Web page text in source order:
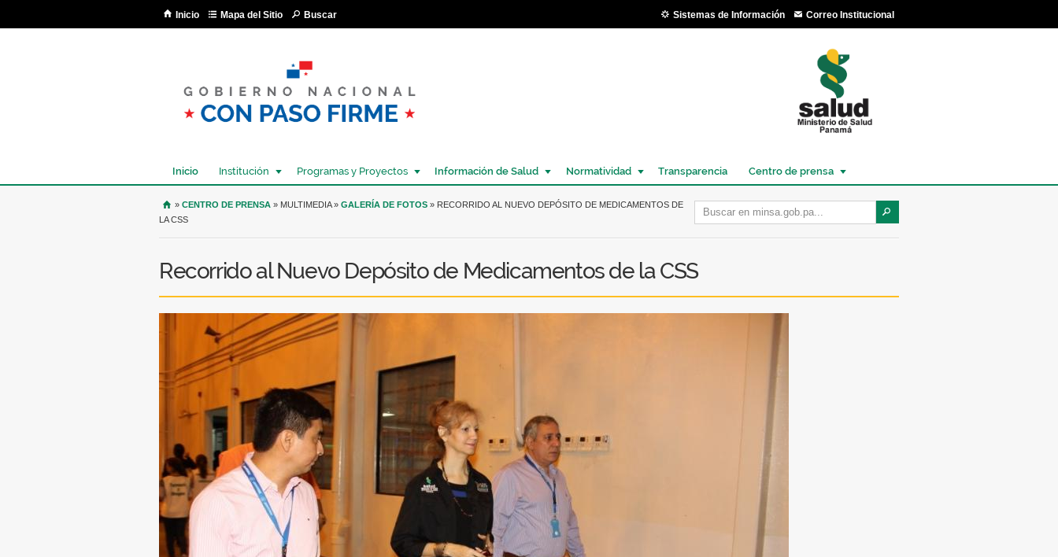
Inicio Mapa del Sitio Buscar Sistemas de Información Correo Institucional
Inicio Institución Programas y Proyectos Información de Salud Normatividad Transparencia Centro de prensa
USTED SE ENCUENTRA AQUÍ
» CENTRO DE PRENSA » MULTIMEDIA » GALERÍA DE FOTOS » RECORRIDO AL NUEVO DEPÓSITO DE MEDICAMENTOS DE
LA CSS
Recorrido al Nuevo Depósito de Medicamentos de la CSS